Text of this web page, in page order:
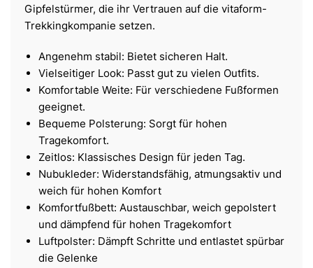
Gipfelstürmer, die ihr Vertrauen auf die vitaform-
Trekkingkompanie setzen.
Angenehm stabil: Bietet sicheren Halt.
Vielseitiger Look: Passt gut zu vielen Outfits.
Komfortable Weite: Für verschiedene Fußformen
geeignet.
Bequeme Polsterung: Sorgt für hohen
Tragekomfort.
Zeitlos: Klassisches Design für jeden Tag.
Nubukleder: Widerstandsfähig, atmungsaktiv und
weich für hohen Komfort
Komfortfußbett: Austauschbar, weich gepolstert
und dämpfend für hohen Tragekomfort
Luftpolster: Dämpft Schritte und entlastet spürbar
die Gelenke